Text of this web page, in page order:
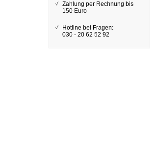
Zahlung per Rechnung bis
150 Euro
Hotline bei Fragen:
030 - 20 62 52 92